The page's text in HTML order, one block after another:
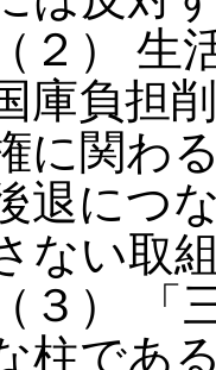
（２） 生
庫負担
に関わ
退につ
ない取
（３）
柱であ